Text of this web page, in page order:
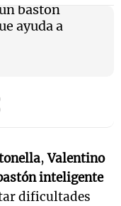
bastón
ayuda a
,Valentino
inteligente
dificultades